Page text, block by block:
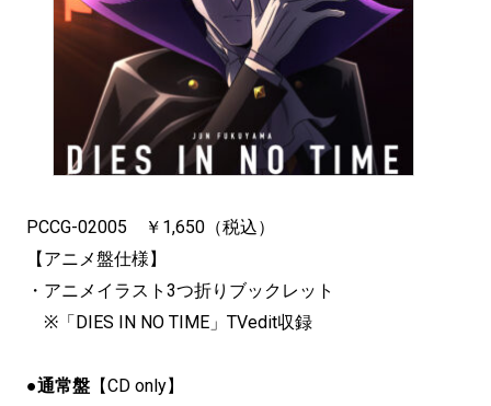
PCCG-02005 ￥1,650（税込）
【アニメ盤仕様】
・アニメイラスト3つ折りブックレット
※「DIES IN NO TIME」TVedit収録
●通常盤 【CD only】